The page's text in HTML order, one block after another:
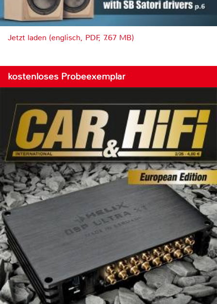
Jetzt laden (englisch, PDF, 7.67 MB)
kostenloses Probeexemplar